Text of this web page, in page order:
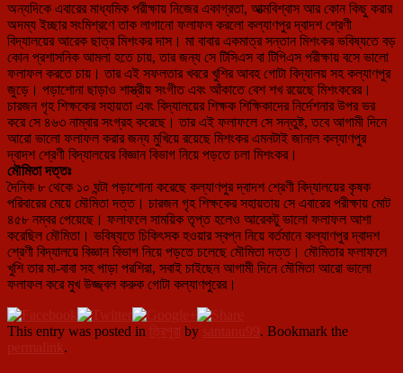
অন্যদিকে এবারের মাধ্যমিক পরীক্ষায় নিজের একাগ্রতা, আত্মবিশ্বাস আর কোন কিছু করার
অদম্য ইচ্ছার সংমিশ্রণে তাক লাগানো ফলাফল করলো কল্যাণপুর দ্বাদশ শ্রেণী
বিদ্যালয়ের আরেক ছাত্র মিশংকর দাস। মা বাবার একমাত্র সন্তান মিশংকর ভবিষ্যতে বড়
কোন প্রশাসনিক আমলা হতে চায়, তার জন্য সে টিসিএস বা টিপিএস পরীক্ষায় বসে ভালো
ফলাফল করতে চায়। তার এই সফলতার খবরে খুশির আবহ গোটা বিদ্যালয় সহ কল্যাণপুর
জুড়ে। পড়াশোনা ছাড়াও শাস্ত্রীয় সংগীত এবং আঁকাতে বেশ শখ রয়েছে মিশংকরের।
চারজন গৃহ শিক্ষকের সহায়তা এবং বিদ্যালয়ের শিক্ষক শিক্ষিকাদের নির্দেশনার উপর ভর
করে সে ৪৬৩ নাম্বার সংগ্রহ করেছে। তার এই ফলাফলে সে সন্তুষ্ট, তবে আগামী দিনে
আরো ভালো ফলাফল করার জন্য মুখিয়ে রয়েছে মিশংকর এমনটাই জানাল কল্যাণপুর
দ্বাদশ শ্রেণী বিদ্যালয়ের বিজ্ঞান বিভাগ নিয়ে পড়তে চলা মিশংকর।
মৌমিতা দত্তঃ
দৈনিক ৮ থেকে ১০ ঘন্টা পড়াশোনা করেছে কল্যাণপুর দ্বাদশ শ্রেণী বিদ্যালয়ের কৃষক
পরিবারের মেয়ে মৌমিতা দত্ত। চারজন গৃহ শিক্ষকের সহায়তায় সে এবারের পরীক্ষায় মোট
৪৫৮ নম্বর পেয়েছে। ফলাফলে সাময়িক তৃপ্ত হলেও আরেকটু ভালো ফলাফল আশা
করেছিল মৌমিতা। ভবিষ্যতে চিকিৎসক হওয়ার স্বপ্ন নিয়ে বর্তমানে কল্যাণপুর দ্বাদশ
শ্রেণী বিদ্যালয়ে বিজ্ঞান বিভাগ নিয়ে পড়তে চলেছে মৌমিতা দত্ত। মৌমিতার ফলাফলে
খুশি তার মা-বাবা সহ পাড়া পরশিরা, সবাই চাইছেন আগামী দিনে মৌমিতা আরো ভালো
ফলাফল করে মুখ উজ্জ্বল করুক গোটা কল্যাণপুরের।
This entry was posted in ত্রিপুরা by santanu99. Bookmark the
permalink.